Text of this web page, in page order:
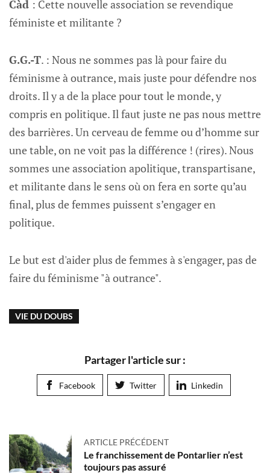
Càd : Cette nouvelle association se revendique
féministe et militante ?
G.G.-T. : Nous ne sommes pas là pour faire du
féminisme à outrance, mais juste pour défendre nos
droits. Il y a de la place pour tout le monde, y
compris en politique. Il faut juste ne pas nous mettre
des barrières. Un cerveau de femme ou d’homme sur
une table, on ne voit pas la différence ! (rires). Nous
sommes une association apolitique, transpartisane,
et militante dans le sens où on fera en sorte qu’au
final, plus de femmes puissent s’engager en
politique.
Le but est d'aider plus de femmes à s'engager, pas de
faire du féminisme "à outrance".
VIE DU DOUBS
Partager l'article sur :
Facebook Twitter Linkedin
ARTICLE PRÉCÉDENT
Le franchissement de Pontarlier n’est
toujours pas assuré